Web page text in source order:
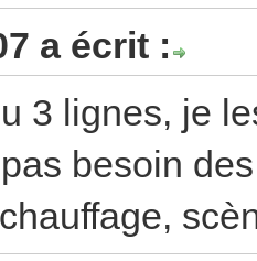
a écrit :
3 lignes, je
besoin